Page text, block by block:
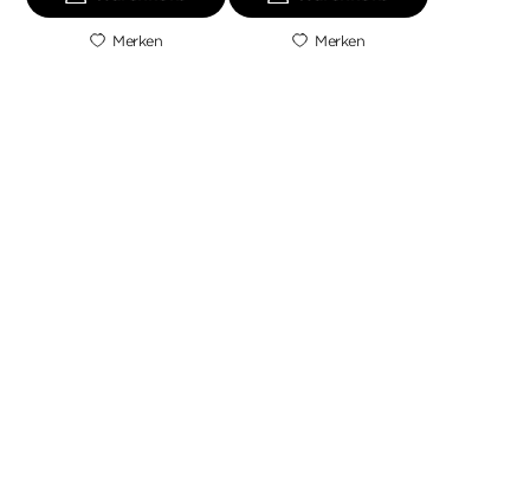
Merken Merken